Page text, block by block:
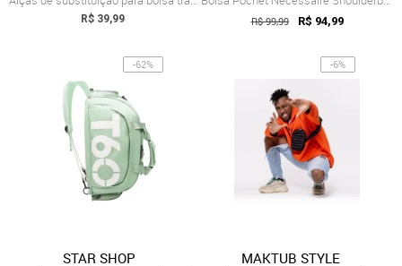
R$ 39,99 R$ 99,99 R$ 94,99
-62%
STAR SHOP
-6%
MAKTUB STYLE